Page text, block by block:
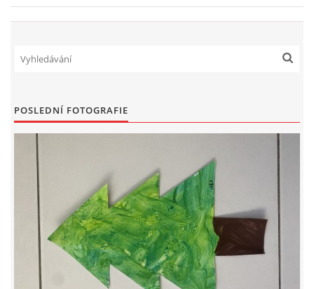
SVATÝ MARTIN
SVATÁ KATEŘINA 25.LISTOPADU
SVATÁ BARBORA 4.12.
MIKULÁŠ, ČERTI
POSLEDNÍ FOTOGRAFIE